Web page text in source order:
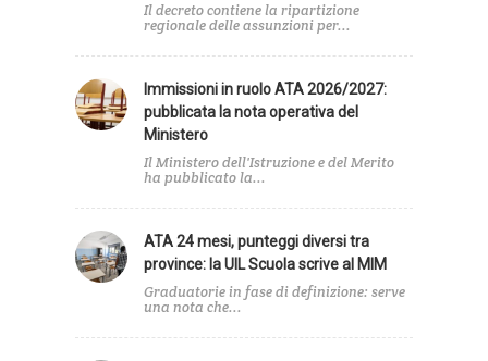
Il decreto contiene la ripartizione
regionale delle assunzioni per...
Immissioni in ruolo ATA 2026/2027:
pubblicata la nota operativa del
Ministero
Il Ministero dell'Istruzione e del Merito
ha pubblicato la...
ATA 24 mesi, punteggi diversi tra
province: la UIL Scuola scrive al MIM
Graduatorie in fase di definizione: serve
una nota che...